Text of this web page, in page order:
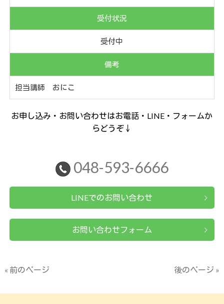
受付状況
受付中
備考
担当講師 おにこ
お申し込み・お問い合わせはお電話・LINE・フォームか
らどうぞ↓
048-593-6666
LINEでのお問い合わせ
お問い合わせフォーム
« 前のページ 後のページ »